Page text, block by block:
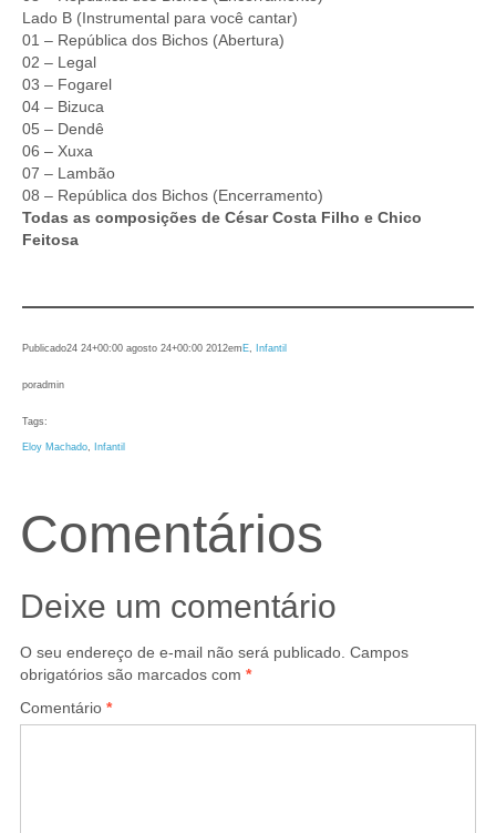
Lado B (Instrumental para você cantar)
01 – República dos Bichos (Abertura)
02 – Legal
03 – Fogarel
04 – Bizuca
05 – Dendê
06 – Xuxa
07 – Lambão
08 – República dos Bichos (Encerramento)
Todas as composições de César Costa Filho e Chico
Feitosa
Publicado24 24+00:00 agosto 24+00:00 2012em E Infantil
poradmin
Tags:
Eloy Machado Infantil
Comentários
Deixe um comentário
O seu endereço de e-mail não será publicado. Campos
obrigatórios são marcados com *
Comentário *